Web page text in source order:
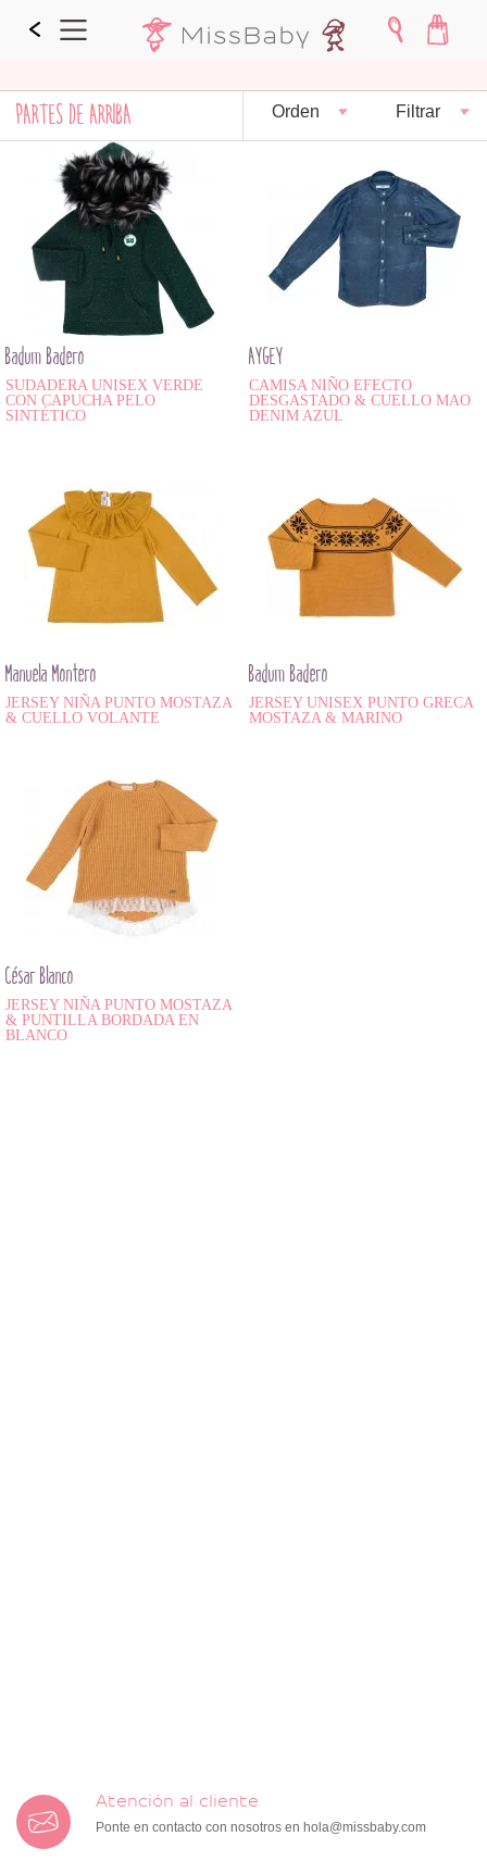
PARTES DE ARRIBA Orden Filtrar
Badum Badero
SUDADERA UNISEX VERDE
CON CAPUCHA PELO
SINTÉTICO
AYGEY
CAMISA NIÑO EFECTO
DESGASTADO & CUELLO MAO
DENIM AZUL
Manuela Montero
JERSEY NIÑA PUNTO MOSTAZA
& CUELLO VOLANTE
Badum Badero
JERSEY UNISEX PUNTO GRECA
MOSTAZA & MARINO
César Blanco
JERSEY NIÑA PUNTO MOSTAZA
& PUNTILLA BORDADA EN
BLANCO
Atención al cliente
Ponte en contacto con nosotros en hola@missbaby.com